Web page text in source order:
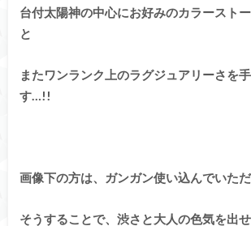
台付太陽神の中心にお好みのカラースト
と
またワンランク上のラグジュアリーさを
す…!!
画像下の方は、ガンガン使い込んでいた
そうすることで、渋さと大人の色気を出